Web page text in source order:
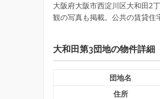
大阪府大阪市西淀川区大和田2
観の写真も掲載。公共の賃貸住
大和田第3団地の物件詳細
団地名
住所